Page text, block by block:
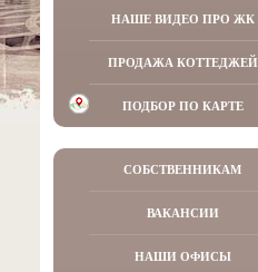
НАШЕ ВИДЕО ПРО ЖК
ПРОДАЖА КОТТЕДЖЕЙ
ПОДБОР ПО КАРТЕ
СОБСТВЕННИКАМ
ВАКАНСИИ
НАШИ ОФИСЫ